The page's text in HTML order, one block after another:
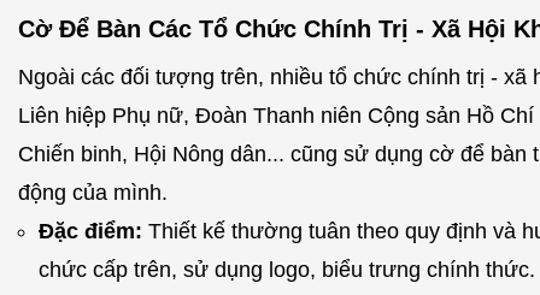
Cờ Để Bàn Các Tổ Chức Chính Trị - Xã Hội
Ngoài các đối tượng trên, nhiều tổ chức chính trị - xã
Liên hiệp Phụ nữ, Đoàn Thanh niên Cộng sản Hồ
Chiến binh, Hội Nông dân... cũng sử dụng cờ để bàn
động của mình.
Đặc điểm: Thiết kế thường tuân theo quy định và
chức cấp trên, sử dụng logo, biểu trưng chính thức.